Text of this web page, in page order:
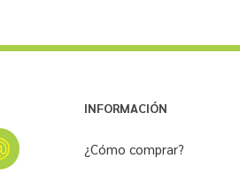
INFORMACIÓN
¿Cómo comprar?